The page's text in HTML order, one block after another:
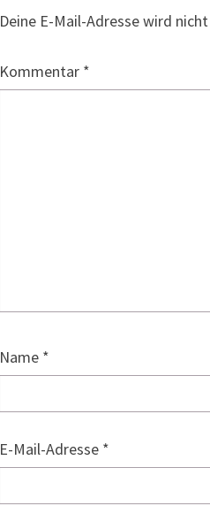
Deine E-Mail-Adresse wird
Kommentar *
Name *
E-Mail-Adresse *